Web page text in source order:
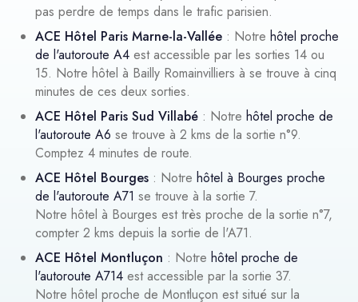
pas perdre de temps dans le trafic parisien.
ACE Hôtel Paris Marne-la-Vallée : Notre hôtel proche
de l'autoroute A4 est accessible par les sorties 14 ou
15. Notre hôtel à Bailly Romainvilliers à se trouve à cinq
minutes de ces deux sorties.
ACE Hôtel Paris Sud Villabé : Notre hôtel proche de
l'autoroute A6 se trouve à 2 kms de la sortie n°9.
Comptez 4 minutes de route.
ACE Hôtel Bourges : Notre hôtel à Bourges proche
de l'autoroute A71 se trouve à la sortie 7.
Notre hôtel à Bourges est très proche de la sortie n°7,
compter 2 kms depuis la sortie de l'A71.
ACE Hôtel Montluçon : Notre hôtel proche de
l'autoroute A714 est accessible par la sortie 37.
Notre hôtel proche de Montluçon est situé sur la